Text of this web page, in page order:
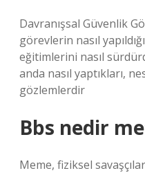
Davranışsal Güvenlik
görevlerin nasıl
eğitimlerini nasıl
anda nasıl yaptıkları,
gözlemlerdir
Bbs nedir
Meme, fiziksel